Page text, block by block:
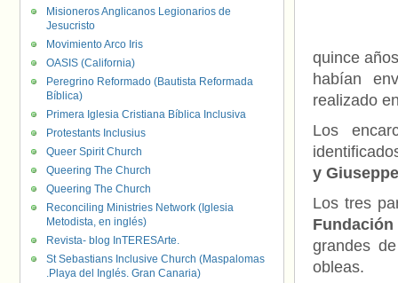
quince
habían
realizado
Los
y
Los tres
grandes
obleas.
Misioneros Anglicanos Legionarios de
Jesucristo
Movimiento Arco Iris
OASIS (California)
Peregrino Reformado (Bautista Reformada
Bíblica)
Primera Iglesia Cristiana Bíblica Inclusiva
Protestants Inclusius
Queer Spirit Church
Queering The Church
Queering The Church
Reconciling Ministries Network (Iglesia
Metodista, en inglés)
Revista- blog InTERESArte.
St Sebastians Inclusive Church (Maspalomas
.Playa del Inglés. Gran Canaria)